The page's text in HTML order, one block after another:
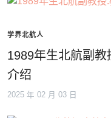
学界北航人
1989年生北航副
介绍
2025 年 02 月 03 日